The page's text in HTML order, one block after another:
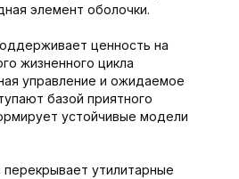
элемент оболочки.
ценность на
жизненного цикла
управление и ожидаемое
базой приятного
устойчивые модели
утилитарные